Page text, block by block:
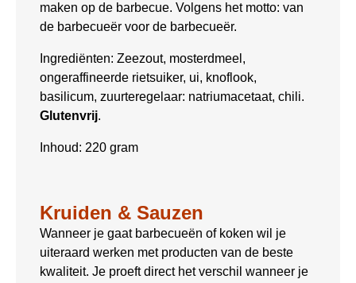
maken op de barbecue. Volgens het motto: van
de barbecueër voor de barbecueër.
Ingrediënten: Zeezout, mosterdmeel,
ongeraffineerde rietsuiker, ui, knoflook,
basilicum, zuurteregelaar: natriumacetaat, chili.
Glutenvrij.
Inhoud: 220 gram
Kruiden & Sauzen
Wanneer je gaat barbecueën of koken wil je
uiteraard werken met producten van de beste
kwaliteit. Je proeft direct het verschil wanneer je